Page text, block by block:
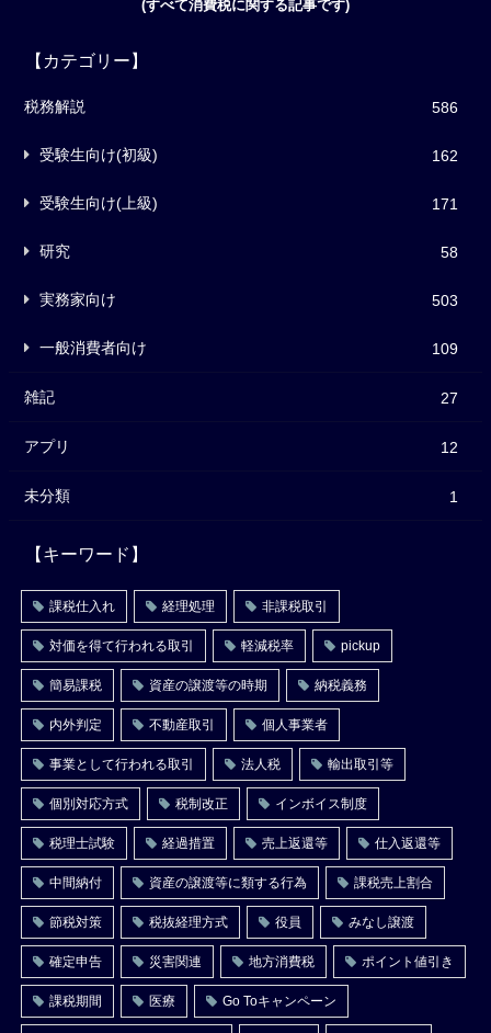
(すべて消費税に関する記事です)
【カテゴリー】
税務解説 586
受験生向け(初級) 162
受験生向け(上級) 171
研究 58
実務家向け 503
一般消費者向け 109
雑記 27
アプリ 12
未分類 1
【キーワード】
課税仕入れ 経理処理 非課税取引
対価を得て行われる取引 軽減税率 pickup
簡易課税 資産の譲渡等の時期 納税義務
内外判定 不動産取引 個人事業者
事業として行われる取引 法人税 輸出取引等
個別対応方式 税制改正 インボイス制度
税理士試験 経過措置 売上返還等 仕入返還等
中間納付 資産の譲渡等に類する行為 課税売上割合
節税対策 税抜経理方式 役員 みなし譲渡
確定申告 災害関連 地方消費税 ポイント値引き
課税期間 医療 Go Toキャンペーン